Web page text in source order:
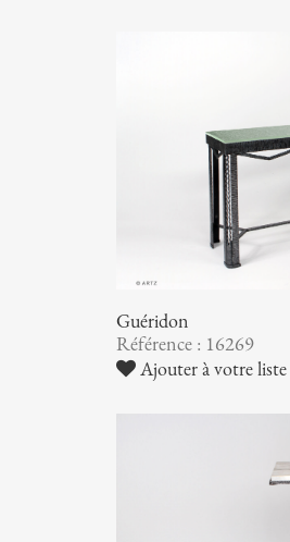
Guéridon
Référence : 16269
Ajouter à votre liste